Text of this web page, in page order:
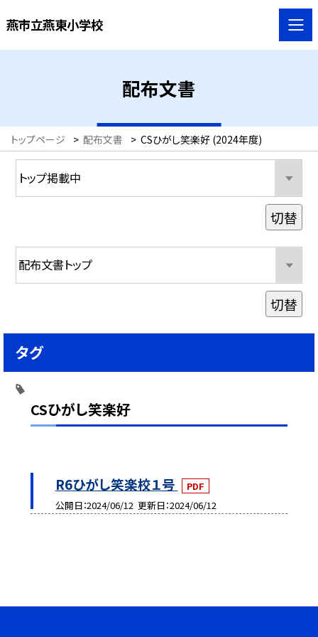
燕市立燕東小学校
配布文書
トップページ > 配布文書 > CSひがし笑楽好 (2024年度)
CSひがし笑楽好
R6ひがし笑楽校１号
PDF
公開日 2024/06/12 更新日 2024/06/12
切替
切替
タグ